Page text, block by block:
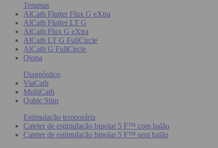
Terapias
AlCath Flutter Flux G eXtra
AlCath Flutter LT G
AlCath Flux G eXtra
AlCath LT G FullCircle
AlCath G FullCircle
Qiona
Diagnóstico
ViaCath
MultiCath
Qubic Stim
Estimulação temporária
Cateter de estimulação bipolar 5 F™ com balão
Cateter de estimulação bipolar 5 F™ sem balão